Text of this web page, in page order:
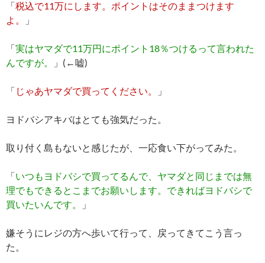
「税込で11万にします。ポイントはそのままつけます
よ。
」
「実はヤマダで11万円にポイント18％つけるって言われた
んですが。
」(←嘘)
「 じゃあヤマダで買ってください。 」
ヨドバシアキバはとても強気だった。
取り付く島もないと感じたが、一応食い下がってみた。
「いつもヨドバシで買ってるんで、ヤマダと同じまでは無
理でもできるとこまでお願いします。できればヨドバシで
買いたいんです。
」
嫌そうにレジの方へ歩いて行って、戻ってきてこう言っ
た。